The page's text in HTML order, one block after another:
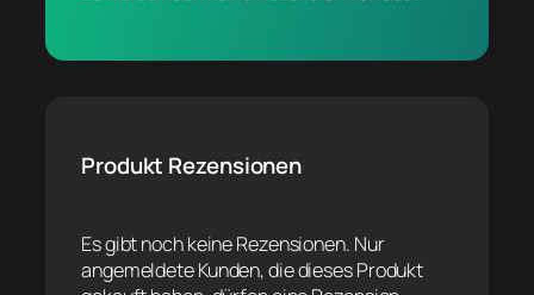
Produkt Rezensionen
Es gibt noch keine Rezensionen. Nur
angemeldete Kunden, die dieses Produkt